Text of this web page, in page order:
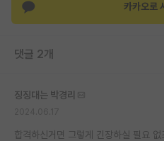
학술 정보 게시판
커리어
유학교육
카카오로
댓글 2개
징징대는 박경리
합격하신거면 그렇게 긴장하실 필요 없